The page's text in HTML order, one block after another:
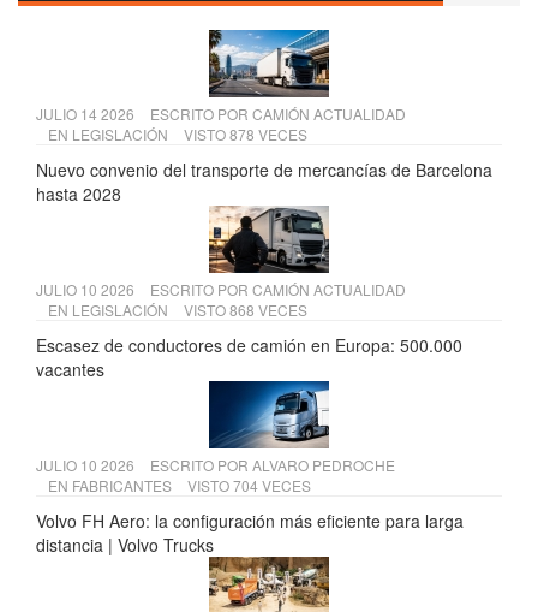
JULIO 14 2026 ESCRITO POR CAMIÓN ACTUALIDAD
EN LEGISLACIÓN VISTO 878 VECES
Nuevo convenio del transporte de mercancías de Barcelona
hasta 2028
JULIO 10 2026 ESCRITO POR CAMIÓN ACTUALIDAD
EN LEGISLACIÓN VISTO 868 VECES
Escasez de conductores de camión en Europa: 500.000
vacantes
JULIO 10 2026 ESCRITO POR ALVARO PEDROCHE
EN FABRICANTES VISTO 704 VECES
Volvo FH Aero: la configuración más eficiente para larga
distancia | Volvo Trucks